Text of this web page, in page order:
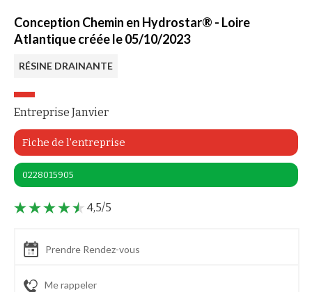
Conception Chemin en Hydrostar® - Loire
Atlantique créée le 05/10/2023
RÉSINE DRAINANTE
Entreprise Janvier
Fiche de l'entreprise
0228015905
4,5/5
Prendre Rendez-vous
Me rappeler